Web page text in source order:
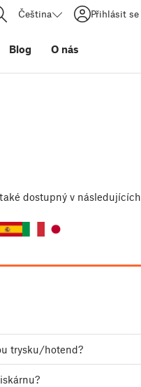
Čeština Přihlásit se
Blog O nás
dostupný v následujících
trysku/hotend?